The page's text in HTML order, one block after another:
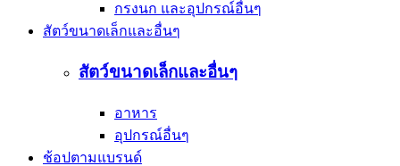
กรงนก และอุปกรณ์อื่นๆ
สัตว์ขนาดเล็กและอื่นๆ
สัตว์ขนาดเล็กและอื่นๆ
อาหาร
อุปกรณ์อื่นๆ
ช้อปตามแบรนด์